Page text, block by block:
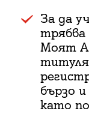
За да
трябва
Моят
бързо
като